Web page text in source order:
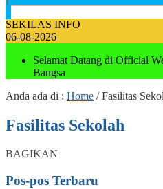
SEKILAS INFO
06-08-2026
Selamat Datang di Official
Bangsa
Anda ada di : Home /Fasilitas
Fasilitas Sekolah
BAGIKAN
Pos-pos Terbaru